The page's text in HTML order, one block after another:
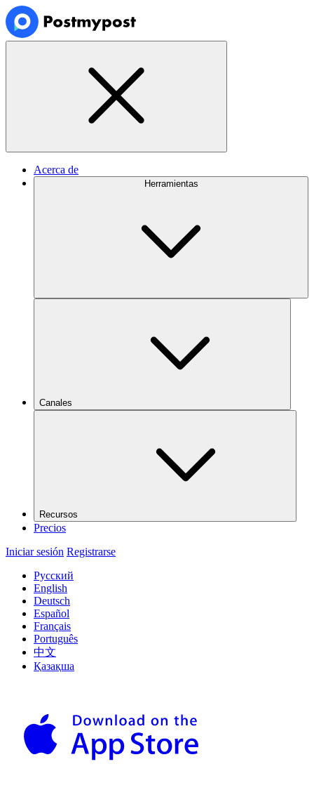
Acerca de
Herramientas
Canales
Recursos
Precios
Iniciar sesión Registrarse
Русский
English
Deutsch
Español
Français
Português
中文
Қазақша